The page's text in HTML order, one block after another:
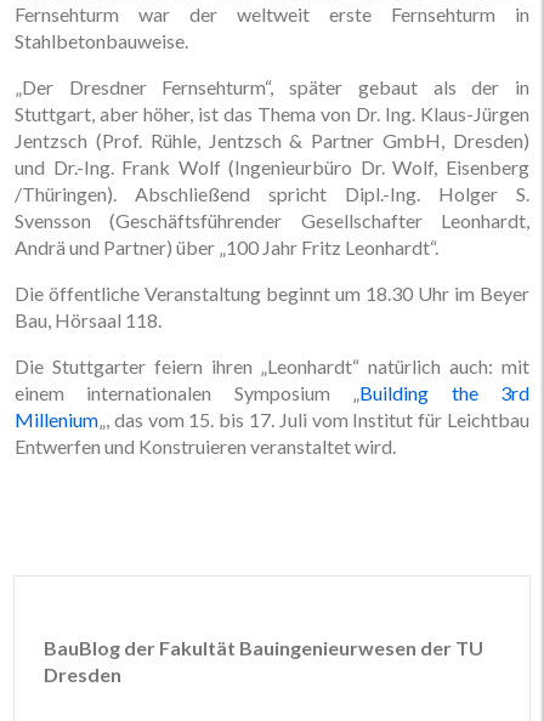
Fernsehturm war der weltweit erste Fernsehturm in
Stahlbetonbauweise.
„Der Dresdner Fernsehturm“, später gebaut als der in
Stuttgart, aber höher, ist das Thema von Dr. Ing. Klaus-Jürgen
Jentzsch (Prof. Rühle, Jentzsch & Partner GmbH, Dresden)
und Dr.-Ing. Frank Wolf (Ingenieurbüro Dr. Wolf, Eisenberg
/Thüringen). Abschließend spricht Dipl.-Ing. Holger S.
Svensson (Geschäftsführender Gesellschafter Leonhardt,
Andrä und Partner) über „100 Jahr Fritz Leonhardt“.
Die öffentliche Veranstaltung beginnt um 18.30 Uhr im Beyer
Bau, Hörsaal 118.
Die Stuttgarter feiern ihren „Leonhardt“ natürlich auch: mit
einem internationalen Symposium „Building the 3rd
Millenium„, das vom 15. bis 17. Juli vom Institut für Leichtbau
Entwerfen und Konstruieren veranstaltet wird.
BauBlog der Fakultät Bauingenieurwesen der TU
Dresden